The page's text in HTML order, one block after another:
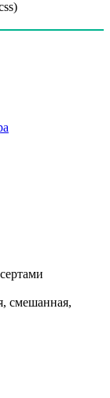
смешанная,